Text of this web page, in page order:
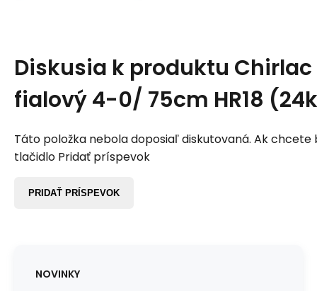
Diskusia k produktu
fialový 4-0/ 75cm HR18
Táto položka nebola doposiaľ diskutovaná. Ak chcete
tlačidlo Pridať príspevok
PRIDAŤ PRÍSPEVOK
NOVINKY